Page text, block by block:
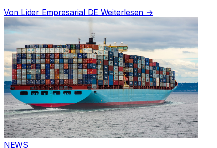
den Iran meld
Von Líder Empresarial DE Weiterlesen →
NEWS